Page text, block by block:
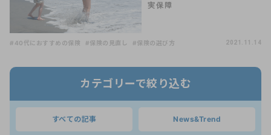
実保障
#40代におすすめの保険 #保険の見直し #保険の選び方 2021.11.14
カテゴリーで絞り込む
すべての記事 News&Trend